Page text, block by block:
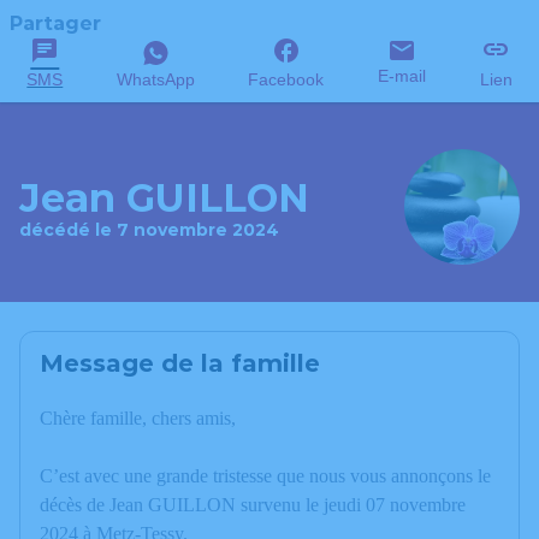
Partager
SMS WhatsApp Facebook E-mail Lien
Jean GUILLON
décédé le 7 novembre 2024
Message de la famille
Chère famille, chers amis,
C’est avec une grande tristesse que nous vous annonçons le
décès de Jean GUILLON survenu le jeudi 07 novembre
2024 à Metz-Tessy.